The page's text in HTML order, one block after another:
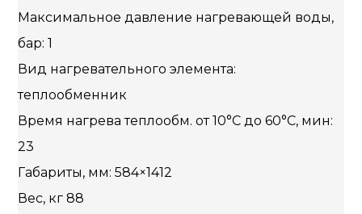
Максимальное давление нагревающей воды,
бар: 1
Вид нагревательного элемента:
теплообменник
Время нагрева теплообм. от 10°С до 60°С, мин:
23
Габариты, мм: 584×1412
Вес, кг 88